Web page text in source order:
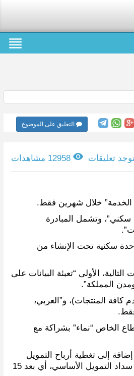
التعليق على الموضوع
توجد تعليقات 12958 مشاهدات
الخدمة” خلال شهرين فقط.
سكني”، وتشمل المبادرة
سكنية تحت الإنشاء من
الأولى “تعبئة البيانات على
المملكة”.
المنتجات)، و”العربي،
الخاص “نماء” بشراكة مع
العسكرية في الخدمة على السكن الملائم عبر تقديم قرض إضافي حسن بحد أقصى 140 ألف ريال، إضافة إلى تغطية أرباح التمويل
المقدم من قبل الجهات التمويلية عبر برنامج “القرض العقاري” لمبلغ يصل إلى 500 ألف ريال، على أن يبدأ المستفيد بسداد القرض الحسن بعد الانتهاء من سداد التمويل الأساسي، أي بعد 15